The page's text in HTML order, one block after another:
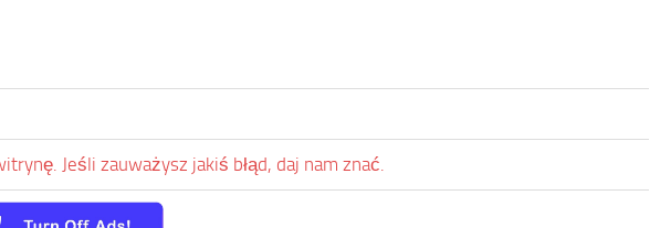
Jeśli zauważysz jakiś błąd, daj nam znać.